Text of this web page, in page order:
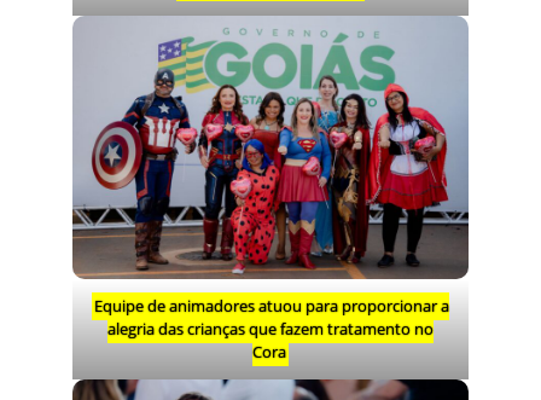
Equipe de animadores atuou para proporcionar a
alegria das crianças que fazem tratamento no
Cora